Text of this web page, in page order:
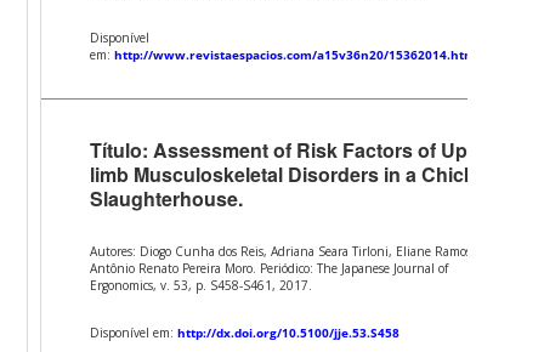
Disponível
em:http://www.revistaespacios.com/a15v36n20/15362014.html
Título: Assessment of Risk Factors of Upper-
limb Musculoskeletal Disorders in a Chicken
Slaughterhouse.
Autores: Diogo Cunha dos Reis, Adriana Seara Tirloni, Eliane Ramos,
Antônio Renato Pereira Moro. Periódico: The Japanese Journal of
Ergonomics, v. 53, p. S458-S461, 2017.
Disponível em:http://dx.doi.org/10.5100/jje.53.S458